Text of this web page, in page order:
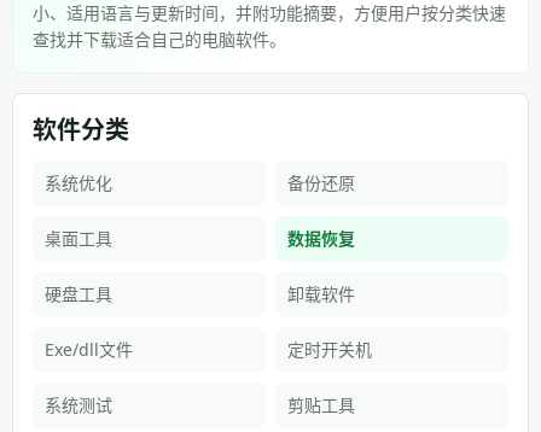
小、适用语言与更新时间，并附功能摘要，方便用户按分类快速
查找并下载适合自己的电脑软件。
软件分类
系统优化 备份还原
桌面工具 数据恢复
硬盘工具 卸载软件
Exe/dll文件 定时开关机
系统测试 剪贴工具